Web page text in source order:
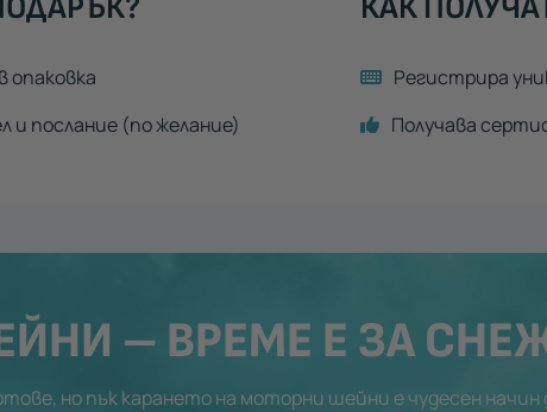
опаковка
и послание (по желание)
Регистрира
Получава
– ВРЕМЕ Е ЗА
но пък карането на моторни шейни е чудесен